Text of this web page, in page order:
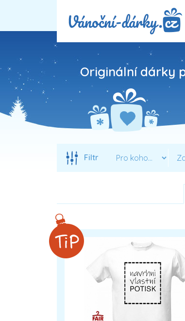
Originální dárky
Filtr